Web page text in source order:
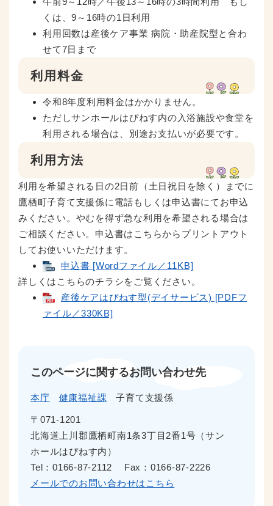
くは、9～16時の1日利用
利用回数は産後ケア事業 病院・助産院型と合わ
せて7日まで
利用料金
令和8年度利用料金はかかりません。
ただしサンホールはぴねす内の入浴施設や食堂を
利用される場合は、別途お支払いが必要です。
利用方法
利用を希望される日の2日前（土日祝日を除く）までに
鷹栖町子育て支援係に電話もしくは申込書にてお申込
みください。やむを得ず急な利用を希望される場合は
ご相談ください。申込書はこちらからプリントアウト
してお使いいただけます。
申込書 [Wordファイル／11KB]
詳しくはこちらのチラシをご覧ください。
産後ケアはぴねす型(デイサービス) [PDFフ
ァイル／330KB]
このページに関するお問い合わせ先
本庁 健康福祉課 子育て支援係
〒071-1201
北海道上川郡鷹栖町南1条3丁目2番1号（サン
ホールはぴねす内）
Tel：0166-87-2112
Fax：0166-87-2226
メールでのお問い合わせはこちら